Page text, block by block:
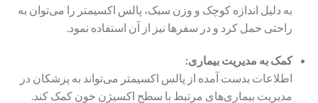
به دلیل اندازه کوچک و وزن سبک، پالس اکسیمتر را می‌توان به
راحتی حمل کرد و در سفرها نیز از آن استفاده نمود.
کمک به مدیریت بیماری:
اطلاعات بدست آمده از پالس اکسیمتر می‌تواند به پزشکان در
مدیریت بیماری‌های مرتبط با سطح اکسیژن خون کمک کند.